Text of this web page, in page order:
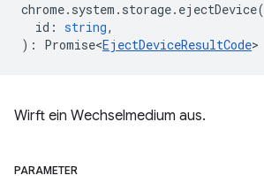
chrome. system . storage. ejectDevice(
id : string,
) : Promise<EjectDeviceResultCode>
Wirft ein Wechselmedium aus.
PARAMETER